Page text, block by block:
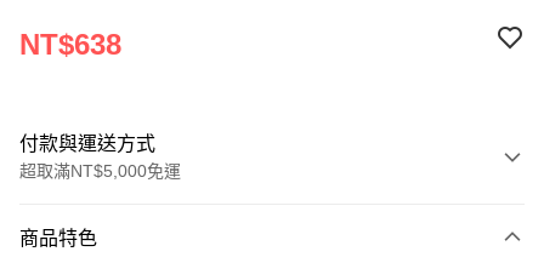
NT$638
付款與運送方式
超取滿NT$5,000免運
信用卡一次付款
商品特色